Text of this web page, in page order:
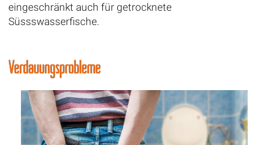
eingeschränkt auch für getrocknete
Süssswasserfische.
Verdauungsprobleme